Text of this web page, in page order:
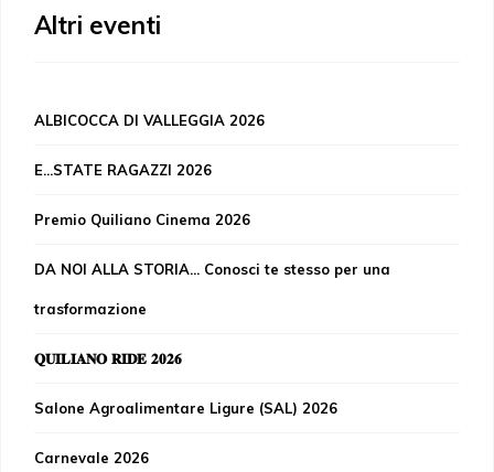
Altri eventi
ALBICOCCA DI VALLEGGIA 2026
E...STATE RAGAZZI 2026
Premio Quiliano Cinema 2026
DA NOI ALLA STORIA... Conosci te stesso per una
trasformazione
𝐐𝐔𝐈𝐋𝐈𝐀𝐍𝐎 𝐑𝐈𝐃𝐄 𝟐𝟎𝟐𝟔
Salone Agroalimentare Ligure (SAL) 2026
Carnevale 2026